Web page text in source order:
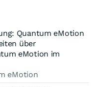
Quantum eMotion
über
eMotion im
eMotion